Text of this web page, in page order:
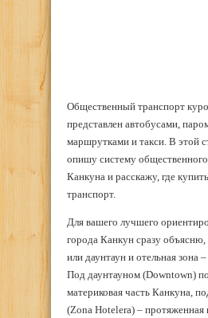
Общественный транспорт
представлен автобусами,
маршрутками и такси. В этой
опишу систему
Канкуна и расскажу, где
транспорт.
Для вашего лучшего
города Канкун сразу объясню,
или даунтаун и отельная зона
Под даунтауном (Downtown)
материковая часть Канкуна,
(Zona Hotelera) – протяженная